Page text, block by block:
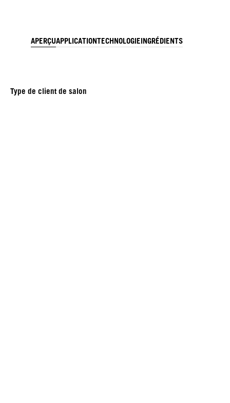
APERÇUAPPLICATIONTECHNOLOGIEINGRÉDIENTS
Type de client de salon